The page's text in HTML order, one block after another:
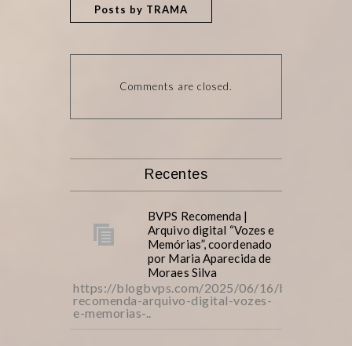
Posts by TRAMA
Comments are closed.
Recentes
BVPS Recomenda |
Arquivo digital “Vozes e
Memórias”, coordenado
por Maria Aparecida de
Moraes Silva
https://blogbvps.com/2025/06/16/bvps-
recomenda-arquivo-digital-vozes-
e-memorias-..